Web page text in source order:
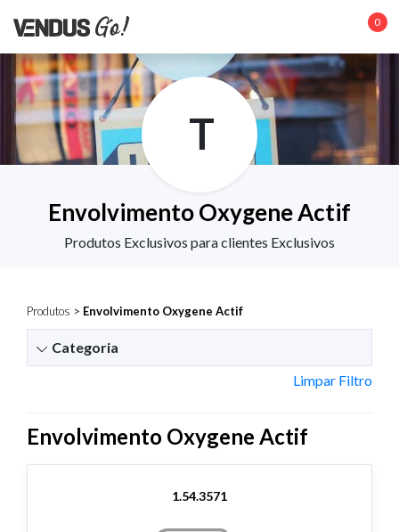
0
T
Envolvimento Oxygene Actif
Produtos Exclusivos para clientes Exclusivos
Produtos > Envolvimento Oxygene Actif
Categoria
Limpar Filtro
Envolvimento Oxygene Actif
1.54.3571